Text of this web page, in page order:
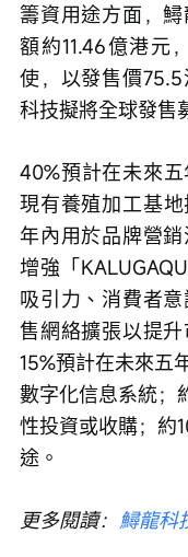
籌資用途方面，
額約11.46億港元
使，以發售價
科技擬將全球發售
40%預計在未來
現有養殖加工基
年內用於品牌營
增強「
吸引力、消費者
售網絡擴張以提
15%預計在未來五
數字化信息系統；
性投資或收購；約
途。
更多閱讀： 鱘龍科